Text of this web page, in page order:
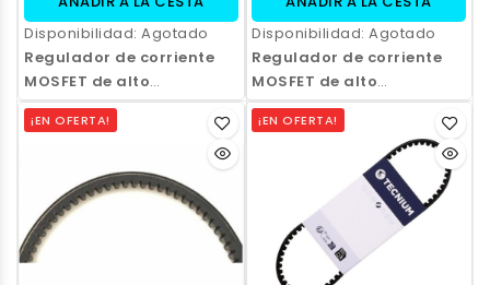
Disponibilidad: Agotado
Regulador de corriente
MOSFET de alto
rendimientopara
motocicletas y ATV. Mejora
la eficiencia del sistema de
carga, reduce el calor
generado y ofrece una
regulación de voltaje más
estable que los
Disponibilidad: Agotado
Regulador de corriente
MOSFET de alto
rendimientopara
motocicletas y ATV. Mejora
la eficiencia del sistema de
carga, reduce el calor
generado y ofrece una
regulación de voltaje más
estable que los
reguladores tradicionales.
¡EN OFERTA! ¡EN OFERTA!